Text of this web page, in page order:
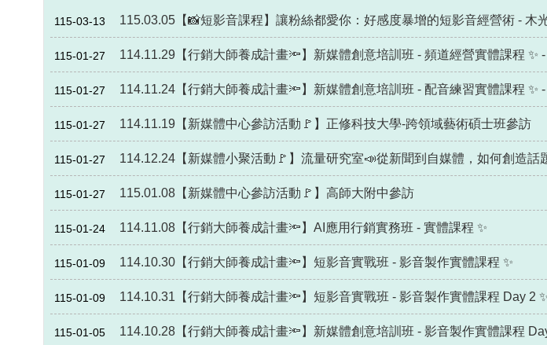
115-03-13 115.03.05【📸短影音課程】讓粉絲都愛你 ：好感度暴增的短影音經營術 - 木
115-01-27 114.11.29【行銷大師養成計畫🔦】新媒體創意培訓班 - 頻道經營實體課程 ✨
115-01-27 114.11.24【行銷大師養成計畫🔦】新媒體創意培訓班 - 配音練習實體課程
115-01-27 114.11.19【新媒體中心參訪活動🚩】正修科技大學-跨領域藝術碩士班參訪
115-01-27 114.12.24【新媒體小聚活動🚩】流量研究室📣從新聞到自媒體，如何創造話
115-01-27 115.01.08【新媒體中心參訪活動🚩】高師大附中參訪
115-01-24 114.11.08【行銷大師養成計畫🔦】AI應用行銷實務班 - 實體課程 ✨
115-01-09 114.10.30【行銷大師養成計畫🔦】短影音實戰班 - 影音製作實體課程 ✨
115-01-09 114.10.31【行銷大師養成計畫🔦】短影音實戰班 - 影音製作實體課程 Day 2
115-01-05 114.10.28【行銷大師養成計畫🔦】新媒體創意培訓班 - 影音製作實體課程